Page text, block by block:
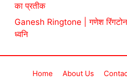
का प्रतीक
Ganesh Ringtone | गणेश
ध्वनि
Home About Us